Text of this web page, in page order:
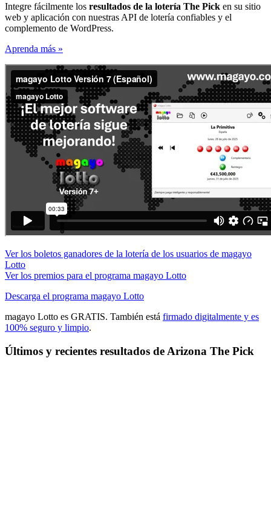
Integre fácilmente los resultados de la lotería The Pick en su sitio
web y aplicación con nuestras API de lotería confiables y el
complemento de WordPress.
Aprenda más »
Ver los boletos ganadores de la lotería de los usuarios de magayo
Lotto
Ver los premios para el programa magayo Lotto
Descarga el programa magayo Lotto
magayo Lotto es GRATIS. También está firmado digitalmente y es
100% seguro y limpio.
Últimos y recientes resultados de Arizona The Pick